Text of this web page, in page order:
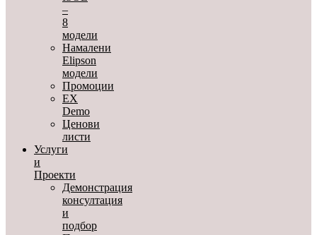
–
8
модели
Намалени
Elipson
модели
Промоции
EX
Demo
Ценови
листи
Услуги
и
Проекти
Демонстрация
консултация
и
подбор